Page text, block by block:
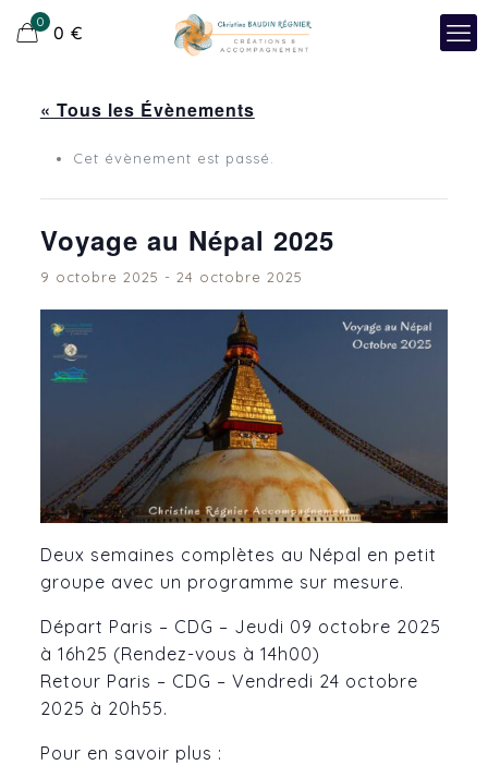
0 0 €
« Tous les Évènements
Cet évènement est passé.
Voyage au Népal 2025
9 octobre 2025 - 24 octobre 2025
Deux semaines complètes au Népal en petit
groupe avec un programme sur mesure.
Départ Paris – CDG – Jeudi 09 octobre 2025
à 16h25 (Rendez-vous à 14h00)
Retour Paris – CDG – Vendredi 24 octobre
2025 à 20h55.
Pour en savoir plus :